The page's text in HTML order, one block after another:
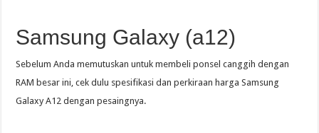
Samsung Galaxy (a12)
Sebelum Anda memutuskan untuk membeli ponsel canggih dengan
RAM besar ini, cek dulu spesifikasi dan perkiraan harga Samsung
Galaxy A12 dengan pesaingnya.